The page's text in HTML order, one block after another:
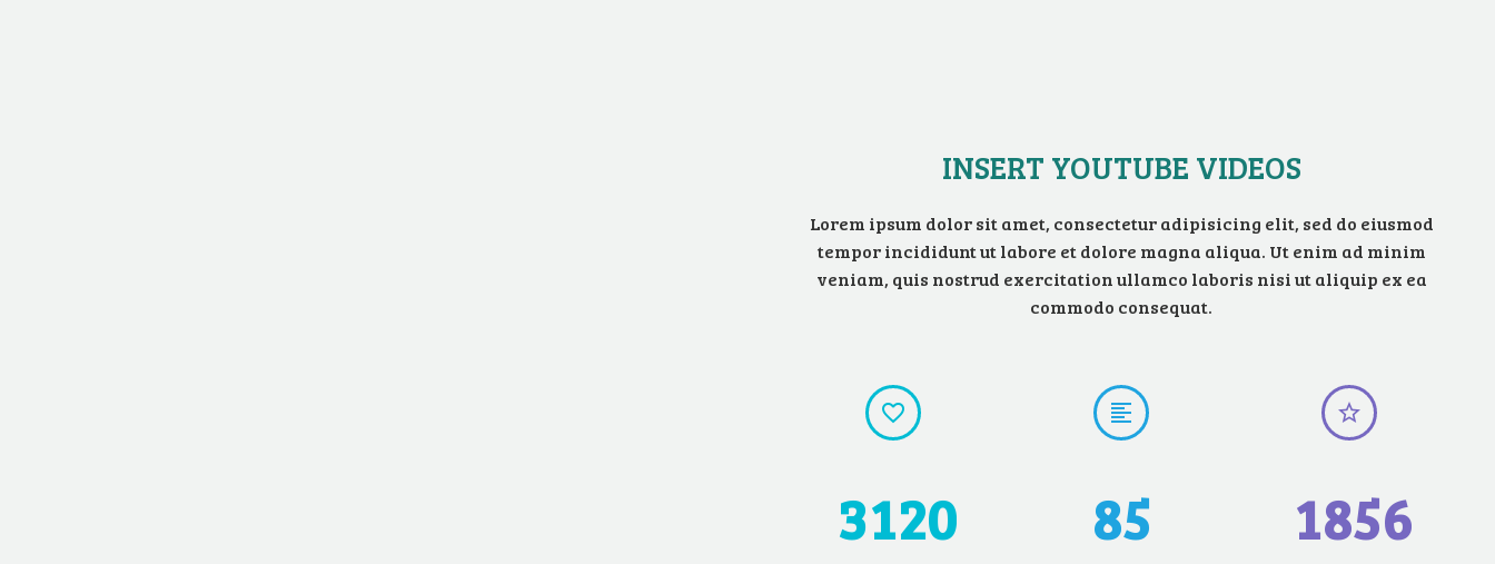
INSERT YOUTUBE VIDEOS
Lorem ipsum dolor sit amet, consectetur adipisicing elit, sed do eiusmod
tempor incididunt ut labore et dolore magna aliqua. Ut enim ad minim
veniam, quis nostrud exercitation ullamco laboris nisi ut aliquip ex ea
commodo consequat.


3120


85


1856